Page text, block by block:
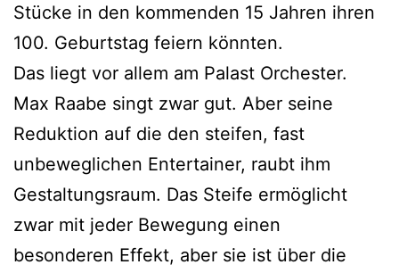
Stücke in den kommenden 15 Jahren ihren
100. Geburtstag feiern könnten.
Das liegt vor allem am Palast Orchester.
Max Raabe singt zwar gut. Aber seine
Reduktion auf die den steifen, fast
unbeweglichen Entertainer, raubt ihm
Gestaltungsraum. Das Steife ermöglicht
zwar mit jeder Bewegung einen
besonderen Effekt, aber sie ist über die